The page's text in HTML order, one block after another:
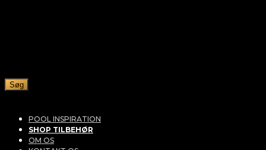
Søg
POOL INSPIRATION
SHOP TILBEHØR
OM OS